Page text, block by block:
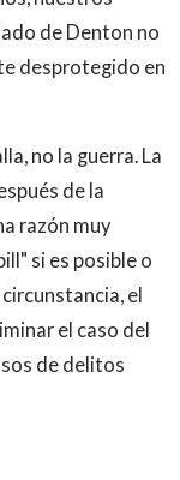
de Denton no
desprotegido en
no la guerra. La
de la
razón muy
si es posible o
el
el caso del
de delitos